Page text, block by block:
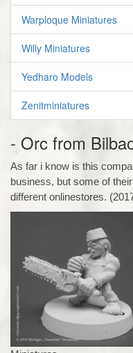
Warploque Miniatures
Willy Miniatures
Yedharo Models
Zenitminiatures
- Orc from
As far i know is this
business, but some of
different onlinestores.